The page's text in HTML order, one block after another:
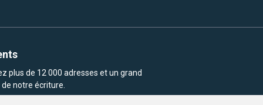
plus de 12 000 adresses et un grand
notre écriture.